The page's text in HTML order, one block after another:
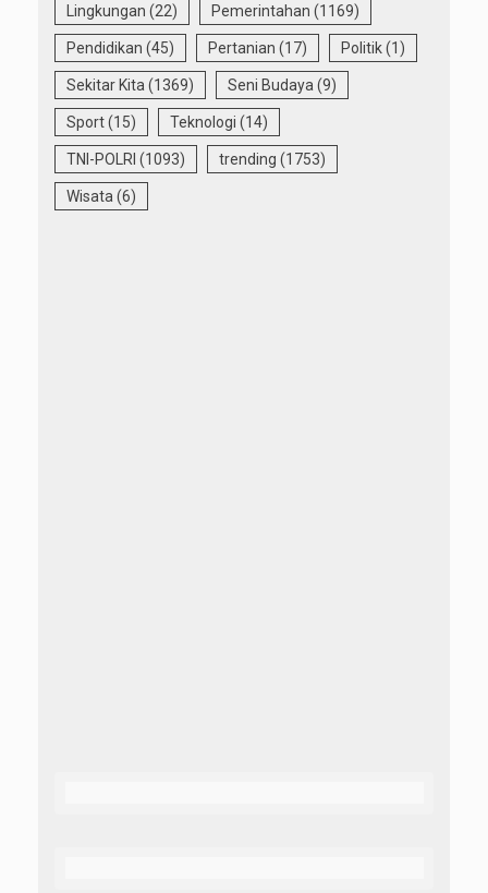
Lingkungan (22) Pemerintahan (1169)
Pendidikan (45) Pertanian (17) Politik(1)
Sekitar Kita (1369) Seni Budaya (9)
Sport(15) Teknologi (14)
TNI-POLRI (1093) trending (1753)
Wisata (6)